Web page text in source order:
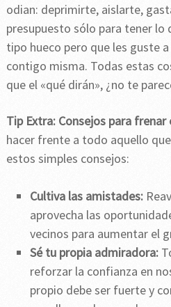
odian: deprimirte, aislarte,
presupuesto sólo para tener lo
tipo hueco pero que les guste
contigo misma. Todas estas
que el «qué dirán», ¿no te
Tip Extra: Consejos para
hacer frente a todo aquello
estos simples consejos:
Cultiva las amistades:
aprovecha las
vecinos para aumentar el
Sé tu propia admiradora:
reforzar la confianza en
propio debe ser fuerte y